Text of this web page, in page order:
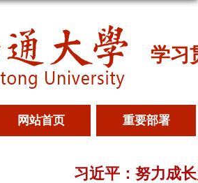
学习
网站首页 重要部署
习近平：努力成